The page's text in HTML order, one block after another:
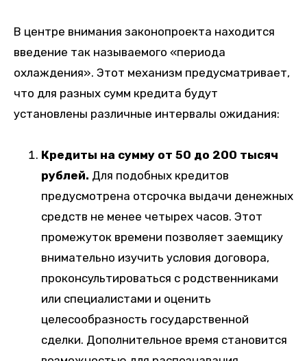
В центре внимания законопроекта находится
введение так называемого «периода
охлаждения». Этот механизм предусматривает,
что для разных сумм кредита будут
установлены различные интервалы ожидания:
Кредиты на сумму от 50 до 200 тысяч
рублей. Для подобных кредитов
предусмотрена отсрочка выдачи денежных
средств не менее четырех часов. Этот
промежуток времени позволяет заемщику
внимательно изучить условия договора,
проконсультироваться с родственниками
или специалистами и оценить
целесообразность государственной
сделки. Дополнительное время становится